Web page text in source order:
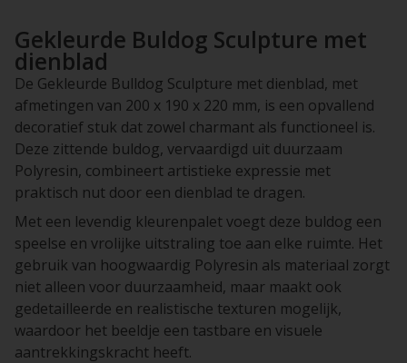
Gekleurde Buldog Sculpture met
dienblad
De Gekleurde Bulldog Sculpture met dienblad, met
afmetingen van 200 x 190 x 220 mm, is een opvallend
decoratief stuk dat zowel charmant als functioneel is.
Deze zittende buldog, vervaardigd uit duurzaam
Polyresin, combineert artistieke expressie met
praktisch nut door een dienblad te dragen.
Met een levendig kleurenpalet voegt deze buldog een
speelse en vrolijke uitstraling toe aan elke ruimte. Het
gebruik van hoogwaardig Polyresin als materiaal zorgt
niet alleen voor duurzaamheid, maar maakt ook
gedetailleerde en realistische texturen mogelijk,
waardoor het beeldje een tastbare en visuele
aantrekkingskracht heeft.